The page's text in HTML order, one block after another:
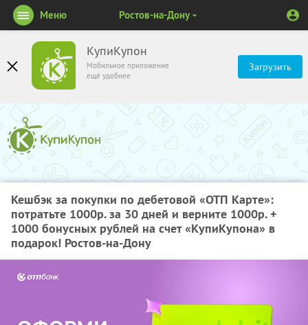
КупиКупон
Мобильное приложение
ещё удобнее
Загрузить
Меню Ростов-на-Дону
Кешбэк за покупки по дебетовой «ОТП Карте»:
потратьте 1000р. за 30 дней и верните 1000р. +
1000 бонусных рублей на счет «КупиКупона» в
подарок! Ростов-на-Дону